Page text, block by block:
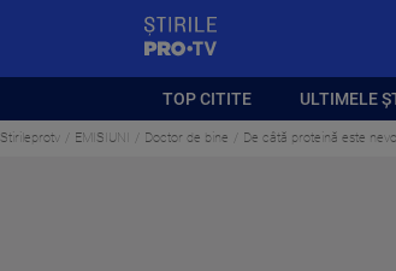
TOP CITITE ULTIMELE
Stirileprotv EMISIUNI Doctor de bine De câtă proteină este